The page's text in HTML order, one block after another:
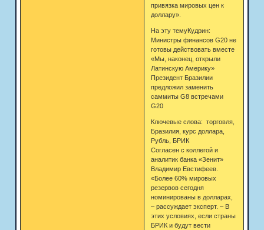
привязка мировых цен к
доллару».
На эту темуКудрин:
Министры финансов G20 не
готовы действовать вместе
«Мы, наконец, открыли
Латинскую Америку»
Президент Бразилии
предложил заменить
саммиты G8 встречами
G20
Ключевые слова: торговля,
Бразилия, курс доллара,
Рубль, БРИК
Согласен с коллегой и
аналитик банка «Зенит»
Владимир Евстифеев.
«Более 60% мировых
резервов сегодня
номинированы в долларах,
– рассуждает эксперт. – В
этих условиях, если страны
БРИК и будут вести